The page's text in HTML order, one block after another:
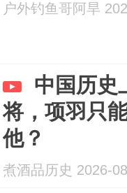
户外钓鱼哥阿旱
中国历史
将，项羽只
他？
煮酒品历史 2026-